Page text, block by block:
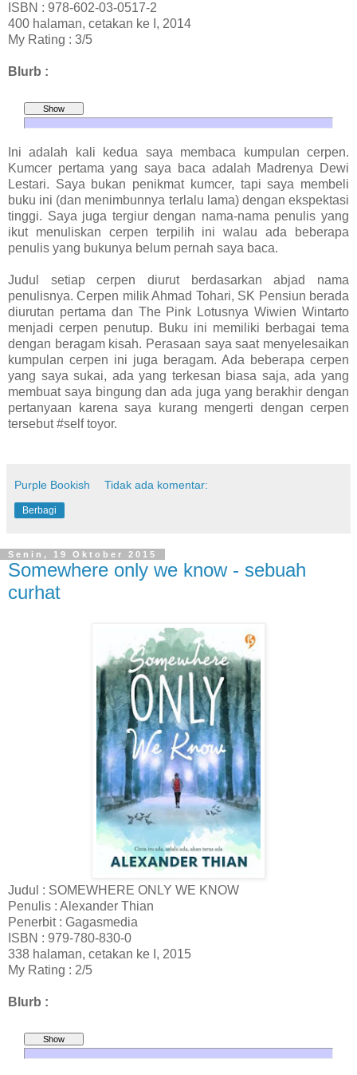
ISBN : 978-602-03-0517-2
400 halaman, cetakan ke I, 2014
My Rating : 3/5
Blurb :
Ini adalah kali kedua saya membaca kumpulan cerpen.
Kumcer pertama yang saya baca adalah Madrenya Dewi
Lestari. Saya bukan penikmat kumcer, tapi saya membeli
buku ini (dan menimbunnya terlalu lama) dengan ekspektasi
tinggi. Saya juga tergiur dengan nama-nama penulis yang
ikut menuliskan cerpen terpilih ini walau ada beberapa
penulis yang bukunya belum pernah saya baca.
Judul setiap cerpen diurut berdasarkan abjad nama
penulisnya. Cerpen milik Ahmad Tohari, SK Pensiun berada
diurutan pertama dan The Pink Lotusnya Wiwien Wintarto
menjadi cerpen penutup. Buku ini memiliki berbagai tema
dengan beragam kisah. Perasaan saya saat menyelesaikan
kumpulan cerpen ini juga beragam. Ada beberapa cerpen
yang saya sukai, ada yang terkesan biasa saja, ada yang
membuat saya bingung dan ada juga yang berakhir dengan
pertanyaan karena saya kurang mengerti dengan cerpen
tersebut #self toyor.
Purple Bookish Tidak ada komentar:
Berbagi
Senin, 19 Oktober 2015
Somewhere only we know - sebuah
curhat
Judul : SOMEWHERE ONLY WE KNOW
Penulis : Alexander Thian
Penerbit : Gagasmedia
ISBN : 979-780-830-0
338 halaman, cetakan ke I, 2015
My Rating : 2/5
Blurb :